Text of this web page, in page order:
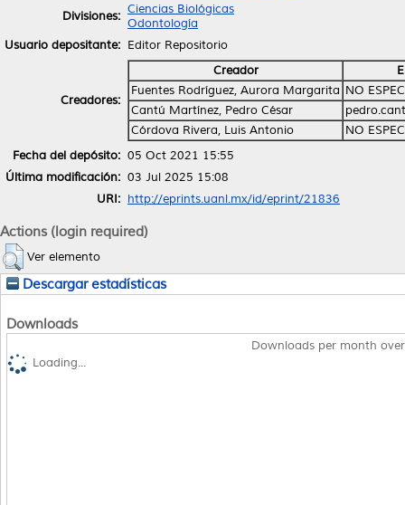
Divisiones: Ciencias Biológicas
Odontología
Usuario depositante: Editor Repositorio
Creadores:
Creador
Fuentes Rodríguez, Aurora Margarita NO
Cantú Martínez, Pedro César
Córdova Rivera, Luis Antonio
NO
Fecha del depósito: 05 Oct 2021 15:55
Última modificación: 03 Jul 2025 15:08
URI: http://eprints.uanl.mx/id/eprint/21836
Actions (login required)
Ver elemento
Descargar estadísticas
Downloads
Downloads per month
Loading...